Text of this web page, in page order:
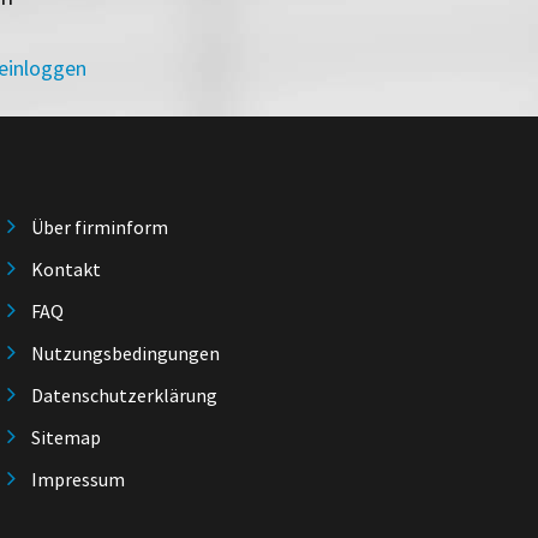
Über firminform
Kontakt
FAQ
Nutzungsbedingungen
Datenschutzerklärung
Sitemap
Impressum